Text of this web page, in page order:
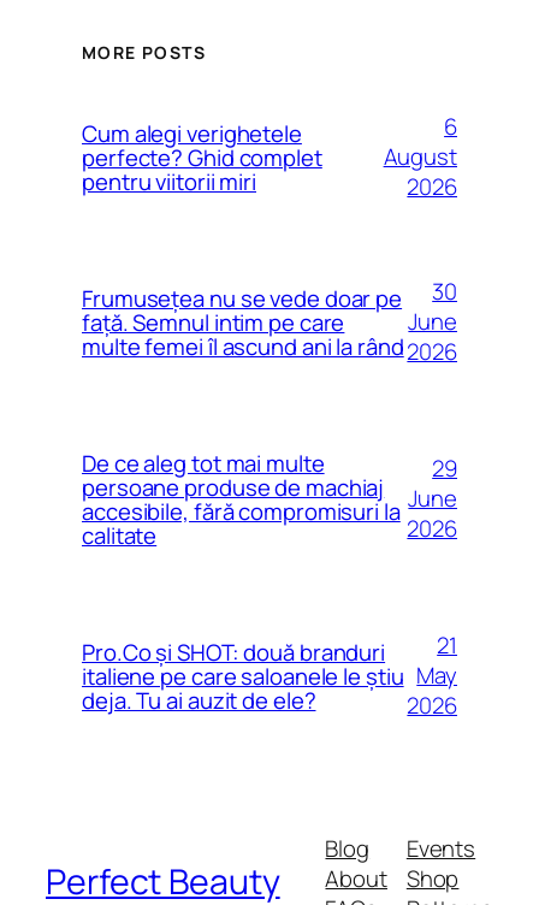
MORE POSTS
Cum alegi verighetele
perfecte? Ghid complet
pentru viitorii miri
6
August
2026
Frumusețea nu se vede doar pe
față. Semnul intim pe care
multe femei îl ascund ani la rând
30
June
2026
De ce aleg tot mai multe
persoane produse de machiaj
accesibile, fără compromisuri la
calitate
29
June
2026
Pro.Co și SHOT: două branduri
italiene pe care saloanele le știu
deja. Tu ai auzit de ele?
21
May
2026
Perfect Beauty
Blog
About
Events
Shop